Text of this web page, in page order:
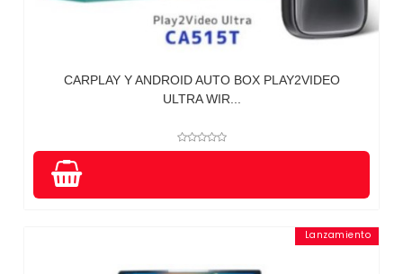
CARPLAY Y ANDROID AUTO BOX PLAY2VIDEO
ULTRA WIR...
Lanzamiento